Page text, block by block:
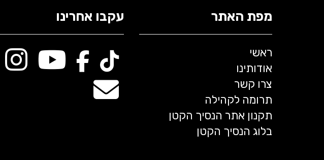
מפת האתר
ראשי
אודותינו
צרו קשר
תרומה לקהילה
תקנון אתר הנסיך הקטן
בלוג הנסיך הקטן
עקבו אחרינו